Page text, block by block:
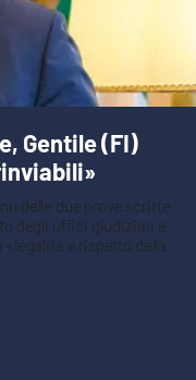
Gentile (FI)
delle due prove scritte
degli uffici giudiziari e
e rispetto della